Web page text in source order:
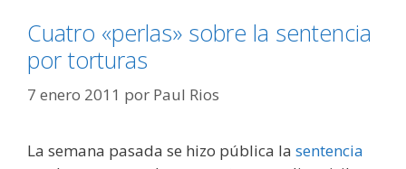
Cuatro «perlas» sobre la sentencia
por torturas
7 enero 2011 por Paul Rios
La semana pasada se hizo pública la sentencia